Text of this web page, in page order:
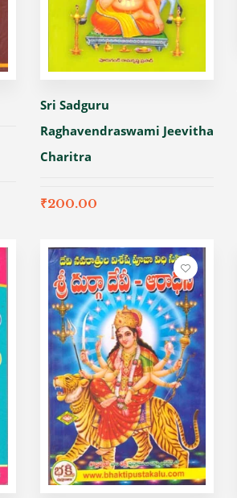
Sri Sadguru
Raghavendraswami Jeevitha
Charitra
₹200.00